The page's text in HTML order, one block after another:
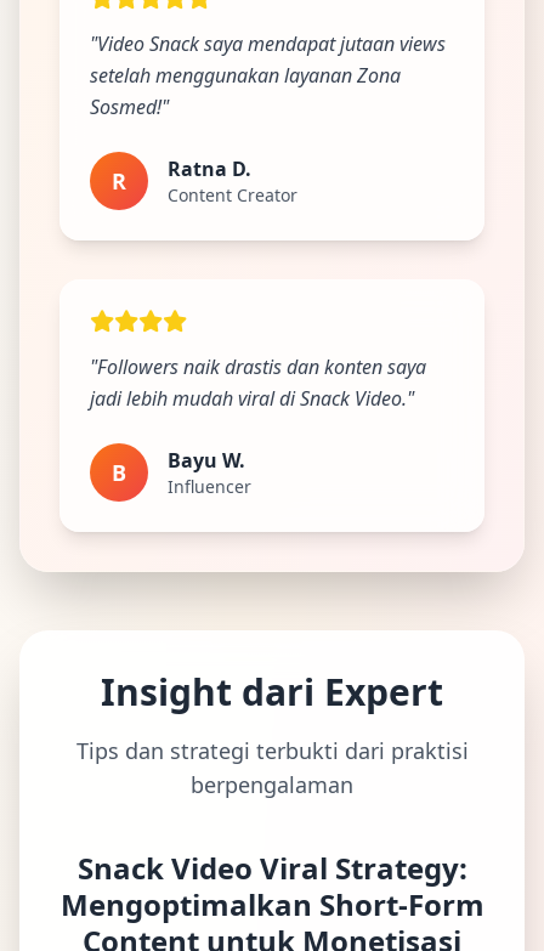
"Video Snack saya mendapat jutaan views
setelah menggunakan layanan Zona
Sosmed!"
R Ratna D.
Content Creator
"Followers naik drastis dan konten saya
jadi lebih mudah viral di Snack Video."
B Bayu W.
Influencer
Insight dari Expert
Tips dan strategi terbukti dari praktisi
berpengalaman
Snack Video Viral Strategy:
Mengoptimalkan Short-Form
Content untuk Monetisasi
Ada Website Baru!
Khusus untuk kamu yang mau coba
Punya website SMM baru nih! Coba BulkFame
Lain kali saja